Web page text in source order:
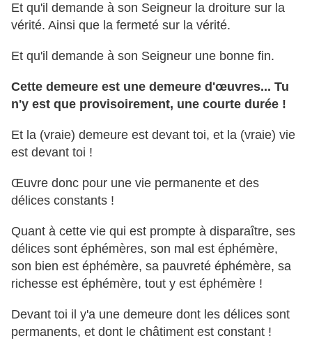
Et qu'il demande à son Seigneur la droiture sur la
vérité. Ainsi que la fermeté sur la vérité.
Et qu'il demande à son Seigneur une bonne fin.
Cette demeure est une demeure d'œuvres... Tu
n'y est que provisoirement, une courte durée !
Et la (vraie) demeure est devant toi, et la (vraie) vie
est devant toi !
Œuvre donc pour une vie permanente et des
délices constants !
Quant à cette vie qui est prompte à disparaître, ses
délices sont éphémères, son mal est éphémère,
son bien est éphémère, sa pauvreté éphémère, sa
richesse est éphémère, tout y est éphémère !
Devant toi il y'a une demeure dont les délices sont
permanents, et dont le châtiment est constant !